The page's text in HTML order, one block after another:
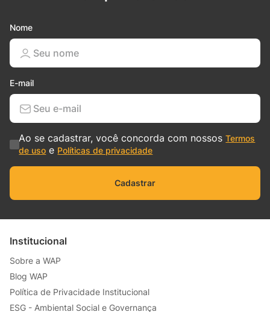
Nome
E-mail
Ao se cadastrar, você concorda com nossosTermos
de uso e Políticas de privacidade
Cadastrar
Institucional
Sobre a WAP
Blog WAP
Política de Privacidade Institucional
ESG - Ambiental Social e Governança